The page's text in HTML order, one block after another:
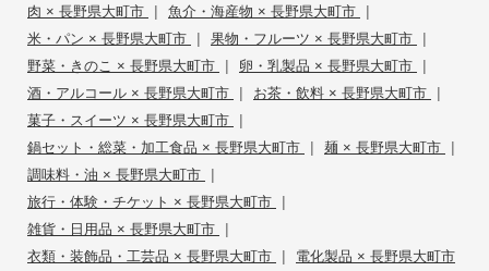
肉 × 長野県大町市 | 魚介・海産物 × 長野県大町市 |
米・パン × 長野県大町市 | 果物・フルーツ × 長野県大町市 |
野菜・きのこ × 長野県大町市 | 卵・乳製品 × 長野県大町市 |
酒・アルコール × 長野県大町市 | お茶・飲料 × 長野県大町市 |
菓子・スイーツ × 長野県大町市 |
鍋セット・総菜・加工食品 × 長野県大町市 | 麺 × 長野県大町市 |
調味料・油 × 長野県大町市 |
旅行・体験・チケット × 長野県大町市 |
雑貨・日用品 × 長野県大町市 |
衣類・装飾品・工芸品 × 長野県大町市 | 電化製品 × 長野県大町市